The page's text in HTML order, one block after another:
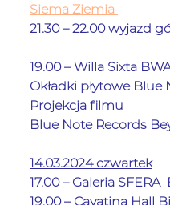
Siema Ziemia
21.30 – 22.00 wyjazd
19.00 – Willa Sixta
Okładki płytowe Blue
Projekcja filmu
Blue Note Records
14.03.2024 czwartek
17.00 – Galeria
19.00 – Cavatina